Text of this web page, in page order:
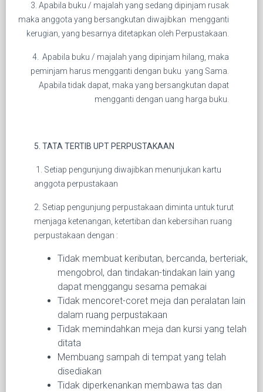
3. Apabila buku / majalah yang sedang dipinjam rusak
maka anggota yang bersangkutan diwajibkan mengganti
kerugian, yang besarnya ditetapkan oleh Perpustakaan.
4. Apabila buku / majalah yang dipinjam hilang, maka
peminjam harus mengganti dengan buku yang Sama.
Apabila tidak dapat, maka yang bersangkutan dapat
mengganti dengan uang harga buku.
5. TATA TERTIB UPT PERPUSTAKAAN
1. Setiap pengunjung diwajibkan menunjukan kartu
anggota perpustakaan
2. Setiap pengunjung perpustakaan diminta untuk turut
menjaga ketenangan, ketertiban dan kebersihan ruang
perpustakaan dengan :
Tidak membuat keributan, bercanda, berteriak,
mengobrol, dan tindakan-tindakan lain yang
dapat menggangu sesama pemakai
Tidak mencoret-coret meja dan peralatan lain
dalam ruang perpustakaan
Tidak memindahkan meja dan kursi yang telah
ditata
Membuang sampah di tempat yang telah
disediakan
Tidak diperkenankan membawa tas dan